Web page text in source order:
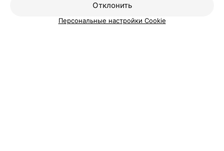
Отклонить
Персональные настройки Cookie